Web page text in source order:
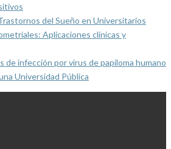
del Sueño en Universitarios
Aplicaciones clínicas y
de infección por virus de papiloma humano
Universidad Pública